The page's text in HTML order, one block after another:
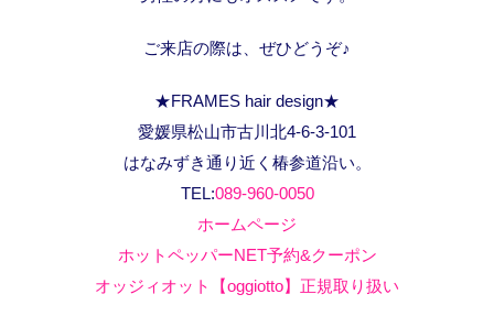
ご来店の際は、ぜひどうぞ♪
★FRAMES hair design★
愛媛県松山市古川北4-6-3-101
はなみずき通り近く椿参道沿い。
TEL:089-960-0050
ホームページ
ホットペッパーNET予約&クーポン
オッジィオット【oggiotto】正規取り扱い